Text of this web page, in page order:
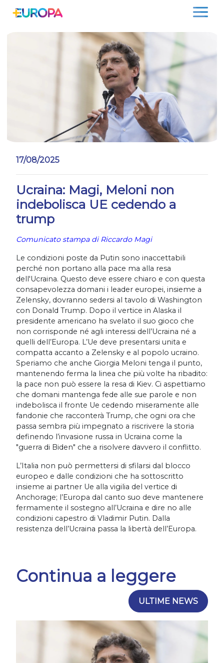
17/08/2025
Ucraina: Magi, Meloni non
indebolisca UE cedendo a
trump
Comunicato stampa di Riccardo Magi
Le condizioni poste da Putin sono inaccettabili
perché non portano alla pace ma alla resa
dell'Ucraina. Questo deve essere chiaro e con questa
consapevolezza domani i leader europei, insieme a
Zelensky, dovranno sedersi al tavolo di Washington
con Donald Trump. Dopo il vertice in Alaska il
presidente americano ha svelato il suo gioco che
non corrisponde né agli interessi dell’Ucraina né a
quelli dell’Europa. L’Ue deve presentarsi unita e
compatta accanto a Zelensky e al popolo ucraino.
Speriamo che anche Giorgia Meloni tenga il punto,
mantenendo ferma la linea che più volte ha ribadito:
la pace non può essere la resa di Kiev. Ci aspettiamo
che domani mantenga fede alle sue parole e non
indebolisca il fronte Ue cedendo miseramente alle
fandonie che racconterà Trump, che ogni ora che
passa sembra più impegnato a riscrivere la storia
definendo l’invasione russa in Ucraina come la
"guerra di Biden" che a risolvere davvero il conflitto.
L’Italia non può permettersi di sfilarsi dal blocco
europeo e dalle condizioni che ha sottoscritto
insieme ai partner Ue alla vigilia del vertice di
Anchorage; l’Europa dal canto suo deve mantenere
fermamente il sostegno all’Ucraina e dire no alle
condizioni capestro di Vladimir Putin. Dalla
resistenza dell’Ucraina passa la libertà dell’Europa.
Continua a leggere
ULTIME NEWS